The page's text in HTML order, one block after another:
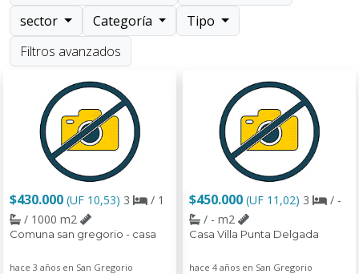
sector
Categoría
Tipo
Filtros avanzados
$430.000 (UF 10,53) 3
/ 1
/ 1000 m2
Comuna san gregorio - casa
hace 3 años en San Gregorio
$450.000 (UF 11,02) 3
/ -
/ - m2
Casa Villa Punta Delgada
hace 4 años en San Gregorio